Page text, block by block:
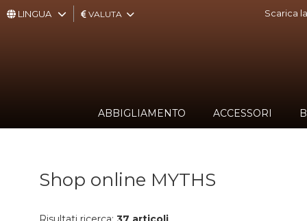
PORTAFOGLI
LINGUA VALUTA Scarica
ABBIGLIAMENTO ACCESSORI
Shop online MYTHS